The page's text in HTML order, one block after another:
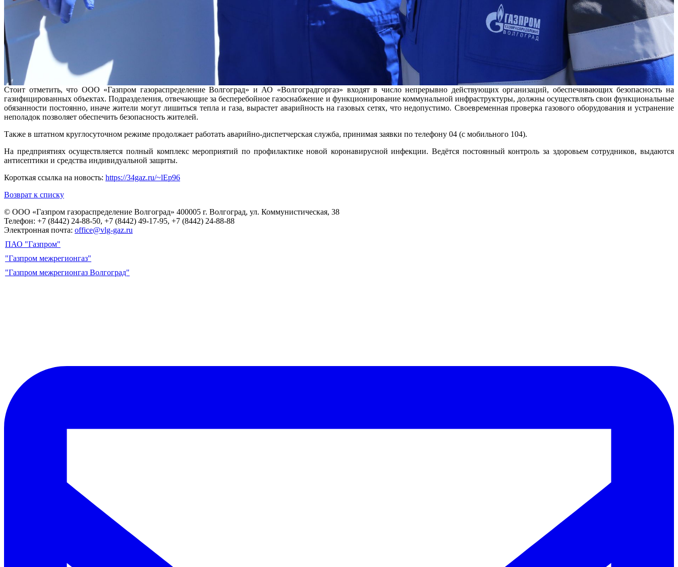
Стоит отметить, что ООО «Газпром газораспределение Волгоград» и АО «Волгоградгоргаз» входят в число непрерывно действующих организаций, обеспечивающих безопасность на
газифицированных объектах. Подразделения, отвечающие за бесперебойное газоснабжение и функционирование коммунальной инфраструктуры, должны осуществлять свои функциональные
обязанности постоянно, иначе жители могут лишиться тепла и газа, вырастет аварийность на газовых сетях, что недопустимо. Своевременная проверка газового оборудования и устранение
неполадок позволяет обеспечить безопасность жителей.
Также в штатном круглосуточном режиме продолжает работать аварийно-диспетчерская служба, принимая заявки по телефону 04 (с мобильного 104).
На предприятиях осуществляется полный комплекс мероприятий по профилактике новой коронавирусной инфекции. Ведётся постоянный контроль за здоровьем сотрудников, выдаются
антисептики и средства индивидуальной защиты.
Короткая ссылка на новость: https://34gaz.ru/~lEp96
Возврат к списку
© ООО «Газпром газораспределение Волгоград» 400005 г. Волгоград, ул. Коммунистическая, 38
Телефон: +7 (8442) 24-88-50, +7 (8442) 49-17-95, +7 (8442) 24-88-88
Электронная почта: office@vlg-gaz.ru
ПАО "Газпром"
"Газпром межрегионгаз"
"Газпром межрегионгаз Волгоград"